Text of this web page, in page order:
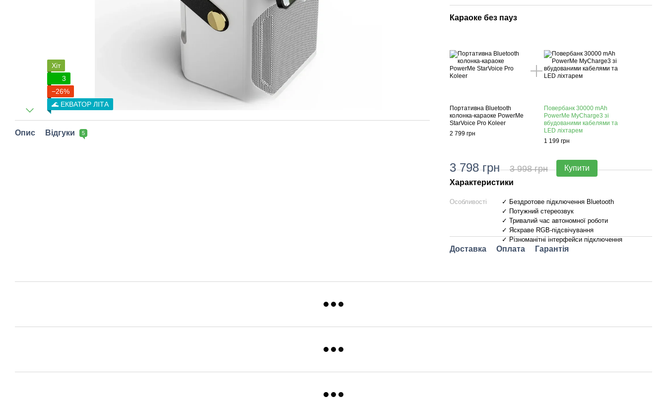
Хіт
3
−26%
🌊 ЕКВАТОР ЛІТА
Опис Відгуки 5
Караоке без пауз
Портативна Bluetooth
колонка-караоке PowerMe
StarVoice Pro Koleer
2 799 грн
Повербанк 30000 mAh
PowerMe MyCharge3 зі
вбудованими кабелями та
LED ліхтарем
1 199 грн
3 798 грн 3 998 грн
Купити
Характеристики
Особливості
✓ Бездротове підключення Bluetooth
✓ Потужний стереозвук
✓ Тривалий час автономної роботи
✓ Яскраве RGB-підсвічування
✓ Різноманітні інтерфейси підключення
Доставка Оплата Гарантія